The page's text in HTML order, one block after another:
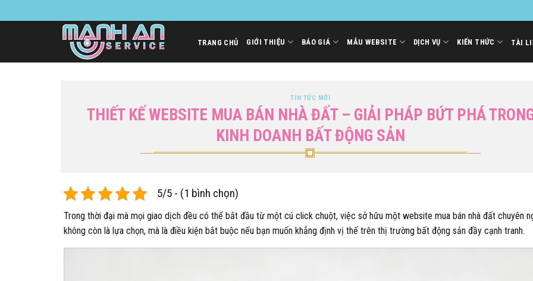
qua
TRANG CHỦ GIỚI THIỆU BÁO GIÁ MẪU WEBSITE DỊCH VỤ KIẾN THỨC TÀI
TIN TỨC MỚI
THIẾT KẾ WEBSITE MUA BÁN NHÀ ĐẤT – GIẢI PHÁP BỨT PHÁ
KINH DOANH BẤT ĐỘNG SẢN
5/5 - (1 bình chọn)
Trong thời đại mà mọi giao dịch đều có thể bắt đầu từ một cú click chuột, việc sở hữu một website mua bán nhà đất chuyên
không còn là lựa chọn, mà là điều kiện bắt buộc nếu bạn muốn khẳng định vị thế trên thị trường bất động sản đầy cạnh tranh.